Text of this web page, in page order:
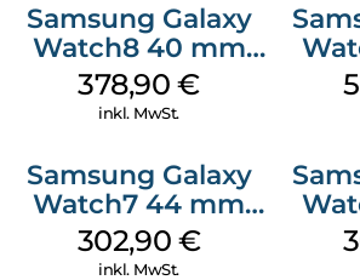
Samsung Galaxy
Watch8 40 mm
Graphite
378,90€
inkl. MwSt.
Samsung Galaxy
Watch7 44 mm
Green
302,90 €
inkl. MwSt.